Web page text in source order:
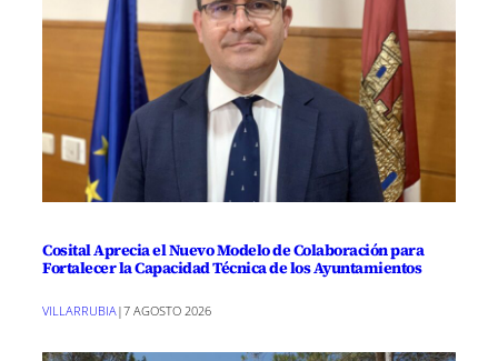
Cosital Aprecia el Nuevo Modelo de Colaboración para
Fortalecer la Capacidad Técnica de los Ayuntamientos
VILLARRUBIA|7 AGOSTO 2026